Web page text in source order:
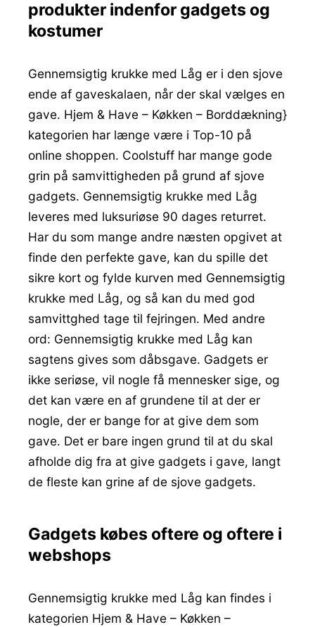
produkter indenfor gadgets og
kostumer
Gennemsigtig krukke med Låg er i den sjove
ende af gaveskalaen, når der skal vælges en
gave. Hjem & Have – Køkken – Borddækning}
kategorien har længe være i Top-10 på
online shoppen. Coolstuff har mange gode
grin på samvittigheden på grund af sjove
gadgets. Gennemsigtig krukke med Låg
leveres med luksuriøse 90 dages returret.
Har du som mange andre næsten opgivet at
finde den perfekte gave, kan du spille det
sikre kort og fylde kurven med Gennemsigtig
krukke med Låg, og så kan du med god
samvittghed tage til fejringen. Med andre
ord: Gennemsigtig krukke med Låg kan
sagtens gives som dåbsgave. Gadgets er
ikke seriøse, vil nogle få mennesker sige, og
det kan være en af grundene til at der er
nogle, der er bange for at give dem som
gave. Det er bare ingen grund til at du skal
afholde dig fra at give gadgets i gave, langt
de fleste kan grine af de sjove gadgets.
Gadgets købes oftere og oftere i
webshops
Gennemsigtig krukke med Låg kan findes i
kategorien Hjem & Have – Køkken –